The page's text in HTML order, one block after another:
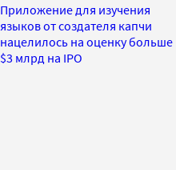
Приложение для изучения
языков от создателя капчи
нацелилось на оценку больше
$3 млрд на IPO